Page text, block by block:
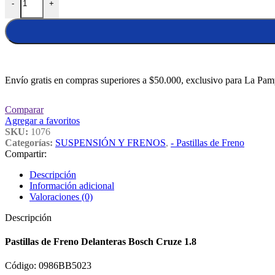
- +
Envío gratis en compras superiores a $50.000, exclusivo para La
Comparar
Agregar a favoritos
SKU: 1076
Categorías: SUSPENSIÓN Y FRENOS, - Pastillas de Freno
Compartir:
Descripción
Información adicional
Valoraciones (0)
Descripción
Pastillas de Freno Delanteras Bosch Cruze 1.8
Código: 0986BB5023